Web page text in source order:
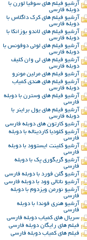
آرشیو فیلم های سوفیا لورن با
دوبله فارسی
آرشیو فیلم های کرک داگلاس با
دوبله فارسی
آرشیو فیلم های لاندو بوزانکا با
دوبله فارسی
آرشیو فیلم های لوئی دوفونس با
دوبله فارسی
آرشیو فیلم های لی وان کلیف
دوبله فارسی
آرشیو فیلم های مرلین مونرو
آرشیو فیلم های هندی کمیاب
دوبله فارسی
آرشیو فیلم های وسترن با دوبله
فارسی
آرشیو فیلم های یول براینر با
دوبله فارسی
آرشیو کارتون های دوبله فارسی
آرشیو کلودیا کاردیناله با دوبله
فارسی
آرشیو کلینت ایستوود با دوبله
فارسی
آرشیو گریگوری پک با دوبله
فارسی
آرشیو گلن فورد با دوبله فارسی
آرشیو ناتالی وود با دوبله فارسی
آرشیو نورمن ویزدوم با دوبله
فارسی
آرشیو هنری فوندا با دوبله
فارسی
سریال های کمیاب دوبله فارسی
فیلم های رایگان دوبله فارسی
فیلم های کمیاب دوبله فارسی